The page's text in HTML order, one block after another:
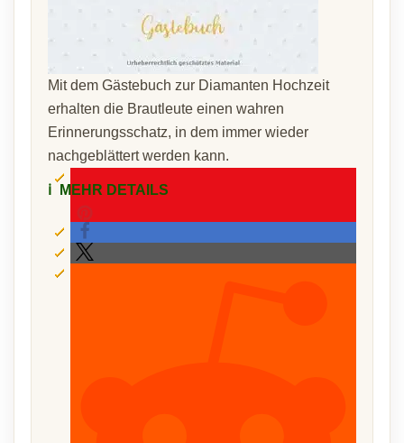
Mit dem Gästebuch zur Diamanten Hochzeit
erhalten die Brautleute einen wahren
Erinnerungsschatz, in dem immer wieder
nachgeblättert werden kann.
ℹ️ MEHR DETAILS